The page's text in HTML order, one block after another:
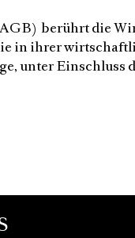
berührt die
in ihrer
unter Einschluss